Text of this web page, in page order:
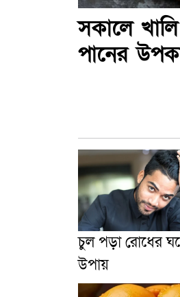
সকালে
পানের
চুল পড়া রোধের
উপায়